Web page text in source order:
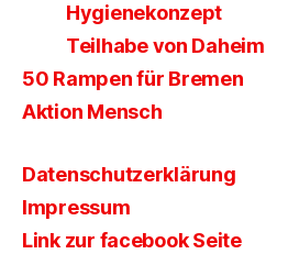
Hygienekonzept
Teilhabe von Daheim
50 Rampen für Bremen
Aktion Mensch
Datenschutzerklärung
Impressum
Link zur facebook Seite